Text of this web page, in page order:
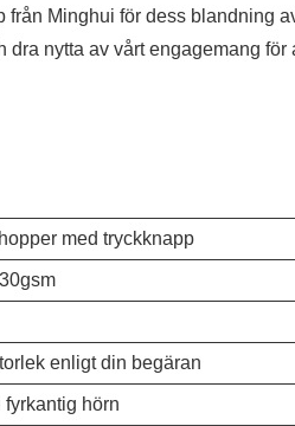
Minghui för dess blandning
nytta av vårt engagemang
med tryckknapp
enligt din begäran
hörn